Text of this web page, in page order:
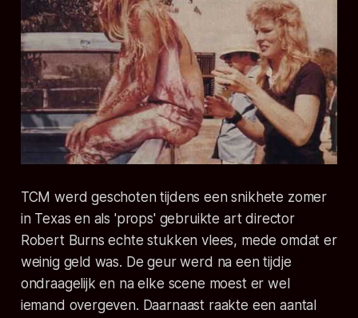
TCM werd geschoten tijdens een snikhete zomer
in Texas en als 'props' gebruikte art director
Robert Burns echte stukken vlees, mede omdat er
weinig geld was. De geur werd na een tijdje
ondraagelijk en na elke scene moest er wel
iemand overgeven. Daarnaast raakte een aantal